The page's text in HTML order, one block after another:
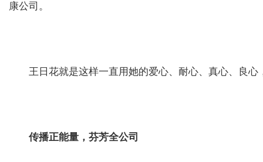
康公司。
王日花就是这样一直用她的爱心、耐心、真心、良心
传播正能量，芬芳全公司